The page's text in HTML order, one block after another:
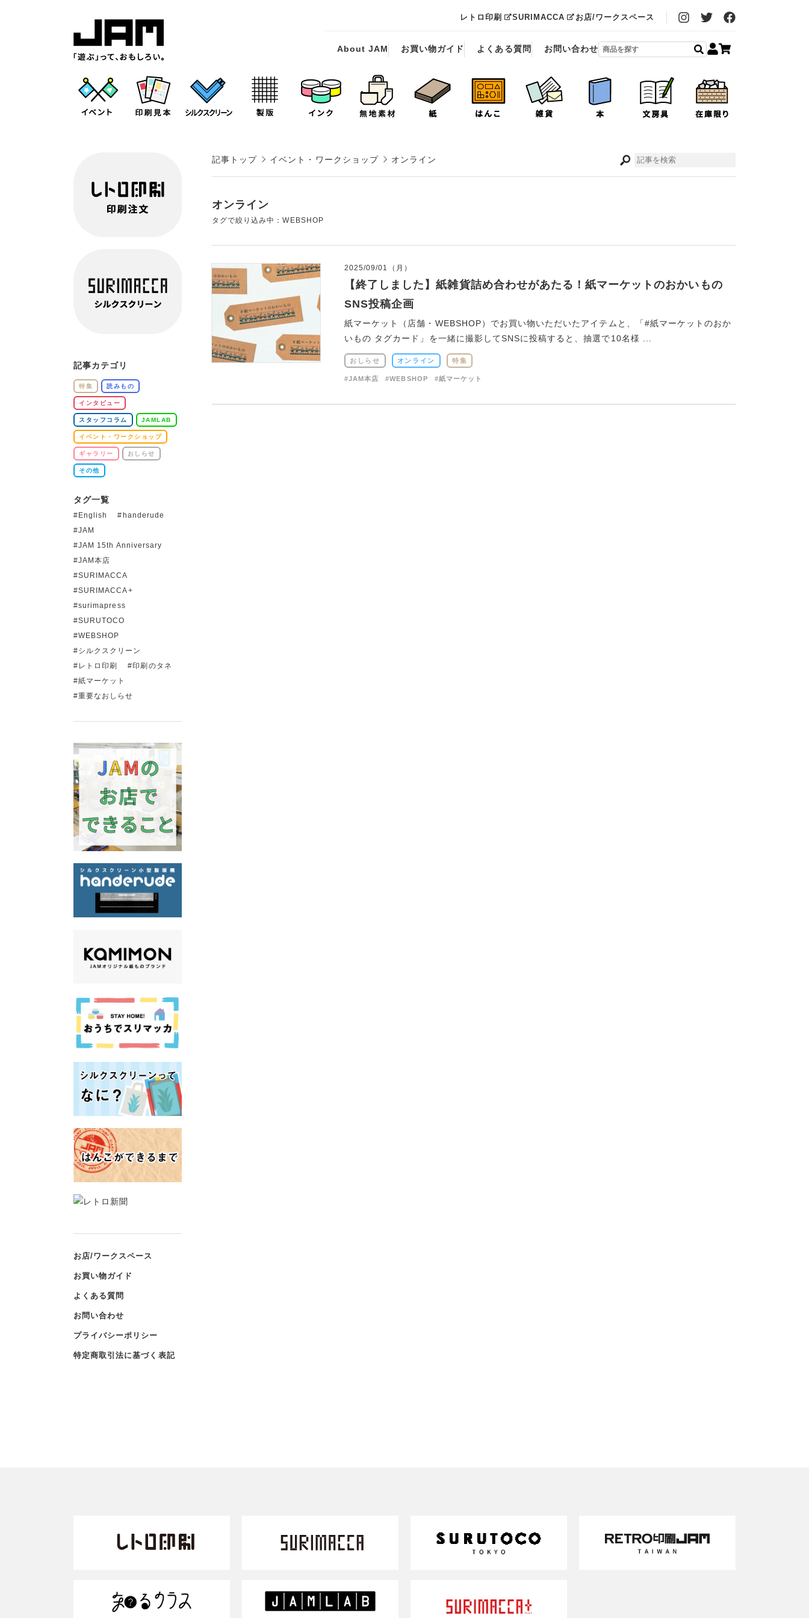
レトロ印刷 SURIMACCA お店/ワークスペース
About JAM お買い物ガイド よくある質問 お問い合わせ
記事トップ イベント・ワークショップ オンライン
オンライン
タグで絞り込み中：WEBSHOP
2025/09/01（月）
【終了しました】紙雑貨詰め合わせがあたる！紙マーケットのおかいもの
SNS投稿企画
紙マーケット（店舗・WEBSHOP）でお買い物いただいたアイテムと、「#紙マーケットのおか
いもの タグカード」を一緒に撮影してSNSに投稿すると、抽選で10名様 ...
おしらせ オンライン 特集
#JAM本店 #WEBSHOP #紙マーケット
記事カテゴリ
特集 読みもの
インタビュー
スタッフコラム JAMLAB
イベント・ワークショップ
ギャラリー おしらせ
その他
タグ一覧
English
handerude
JAM
JAM 15th Anniversary
JAM本店
SURIMACCA
SURIMACCA+
surimapress
SURUTOCO
WEBSHOP
シルクスクリーン
レトロ印刷
印刷のタネ
紙マーケット
重要なおしらせ
お店/ワークスペース
お買い物ガイド
よくある質問
お問い合わせ
プライバシーポリシー
特定商取引法に基づく表記